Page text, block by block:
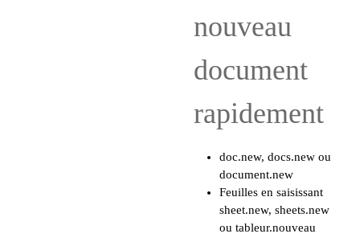
nouveau
document
rapidement
doc.new, docs.new ou
document.new
Feuilles en saisissant
sheet.new, sheets.new
ou tableur.nouveau